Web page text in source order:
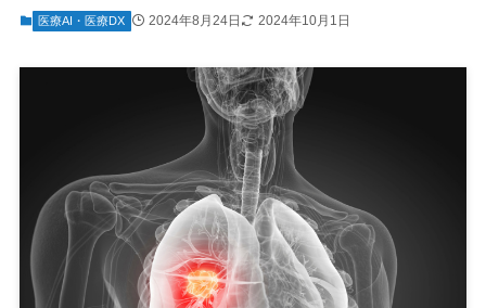
医療AI・医療DX 2024年8月24日 2024年10月1日